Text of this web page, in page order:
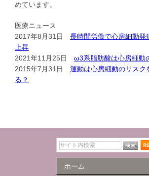
めています。
医療ニュース
2017年8月31日 長時間労働で心房細動発
上昇
2021年11月25日 ω3系脂肪酸は心房細動
2015年7月31日 運動は心房細動のリスク
る？
ホーム